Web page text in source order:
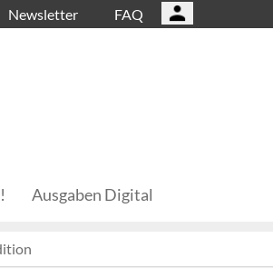
Newsletter FAQ
Ausgaben Digital